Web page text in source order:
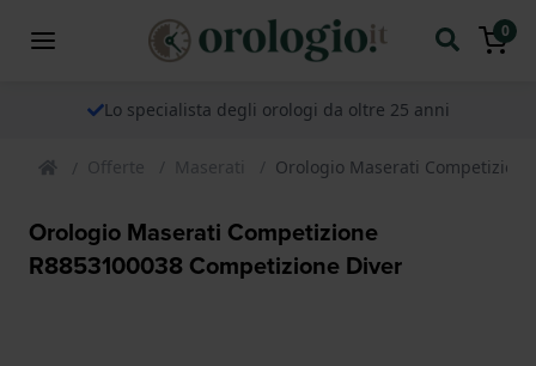
0
Lo specialista degli orologi da oltre 25 anni
Offerte Maserati Orologio Maserati
Orologio Maserati Competizione
R8853100038 Competizione Diver